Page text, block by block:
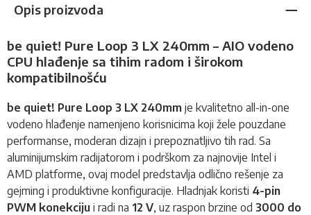
Opis proizvoda
be quiet! Pure Loop 3 LX 240mm – AIO vodeno
CPU hlađenje sa tihim radom i širokom
kompatibilnošću
be quiet! Pure Loop 3 LX 240mm je kvalitetno all-in-one
vodeno hlađenje namenjeno korisnicima koji žele pouzdane
performanse, moderan dizajn i prepoznatljivo tih rad. Sa
aluminijumskim radijatorom i podrškom za najnovije Intel i
AMD platforme, ovaj model predstavlja odlično rešenje za
gejming i produktivne konfiguracije. Hladnjak koristi 4-pin
PWM konekciju i radi na 12 V, uz raspon brzine od 3000 do